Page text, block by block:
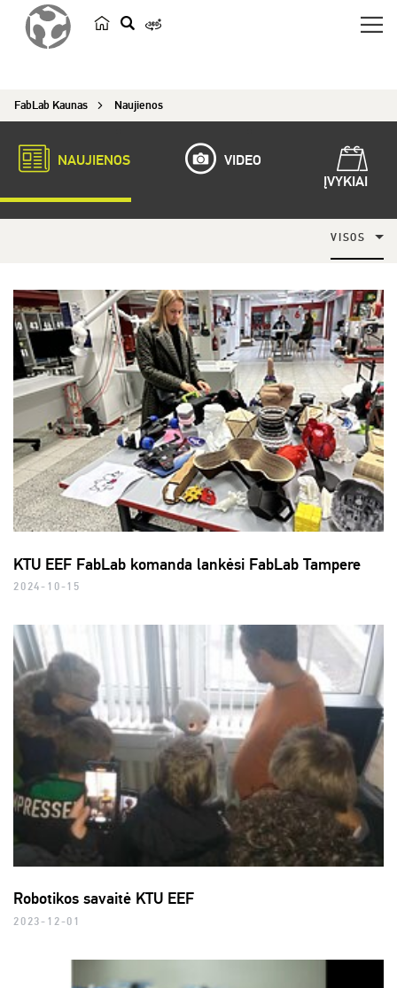
e
k
FabLab Kaunas Naujienos
NAUJIENOS
VIDEO
ĮVYKIAI
VISOS
KTU EEF FabLab komanda lankėsi FabLab Tampere
2024-10-15
Robotikos savaitė KTU EEF
2023-12-01